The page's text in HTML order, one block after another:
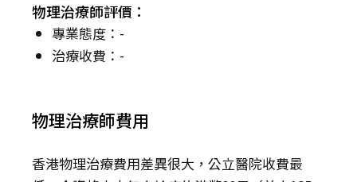
物理治療師評價：
專業態度：-
治療收費：-
物理治療師費用
香港物理治療費用差異很大，公立醫院收費最